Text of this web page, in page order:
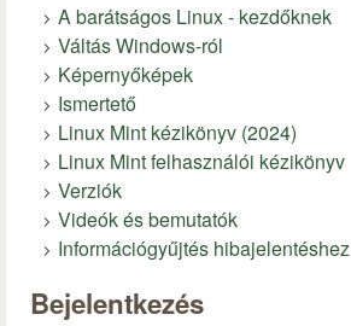
A barátságos Linux - kezdőknek
Váltás Windows-ról
Képernyőképek
Ismertető
Linux Mint kézikönyv (2024)
Linux Mint felhasználói kézikönyv
Verziók
Videók és bemutatók
Információgyűjtés hibajelentéshez
Bejelentkezés